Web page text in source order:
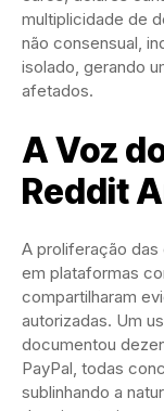
multiplicidade de
não consensual,
isolado, gerando
afetados.
A Voz
Reddit
A proliferação das
em plataformas
compartilharam
autorizadas. Um
documentou
PayPal, todas
sublinhando a